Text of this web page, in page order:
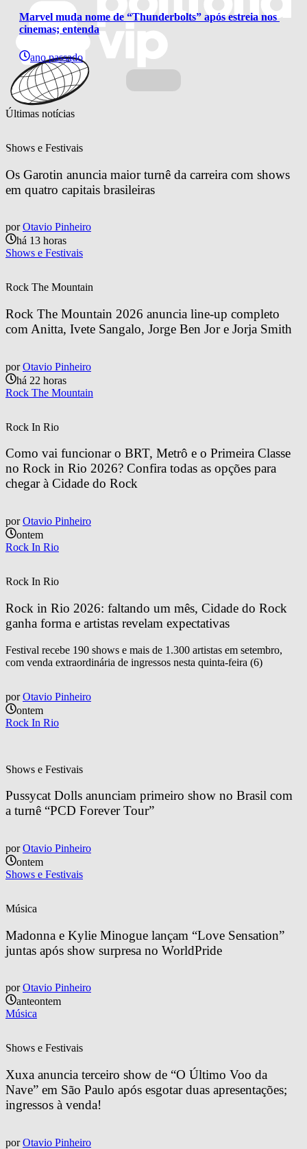
Marvel muda nome de “Thunderbolts” após estreia nos
cinemas; entenda
ano passado
Últimas notícias
Shows e Festivais
Os Garotin anuncia maior turnê da carreira com shows
em quatro capitais brasileiras
por Otavio Pinheiro
há 13 horas
Shows e Festivais
Rock The Mountain
Rock The Mountain 2026 anuncia line-up completo
com Anitta, Ivete Sangalo, Jorge Ben Jor e Jorja Smith
por Otavio Pinheiro
há 22 horas
Rock The Mountain
Rock In Rio
Como vai funcionar o BRT, Metrô e o Primeira Classe
no Rock in Rio 2026? Confira todas as opções para
chegar à Cidade do Rock
por Otavio Pinheiro
ontem
Rock In Rio
Rock In Rio
Rock in Rio 2026: faltando um mês, Cidade do Rock
ganha forma e artistas revelam expectativas
Festival recebe 190 shows e mais de 1.300 artistas em setembro,
com venda extraordinária de ingressos nesta quinta-feira (6)
por Otavio Pinheiro
ontem
Rock In Rio
Shows e Festivais
Pussycat Dolls anunciam primeiro show no Brasil com
a turnê “PCD Forever Tour”
por Otavio Pinheiro
ontem
Shows e Festivais
Música
Madonna e Kylie Minogue lançam “Love Sensation”
juntas após show surpresa no WorldPride
por Otavio Pinheiro
anteontem
Música
Shows e Festivais
Xuxa anuncia terceiro show de “O Último Voo da
Nave” em São Paulo após esgotar duas apresentações;
ingressos à venda!
por Otavio Pinheiro